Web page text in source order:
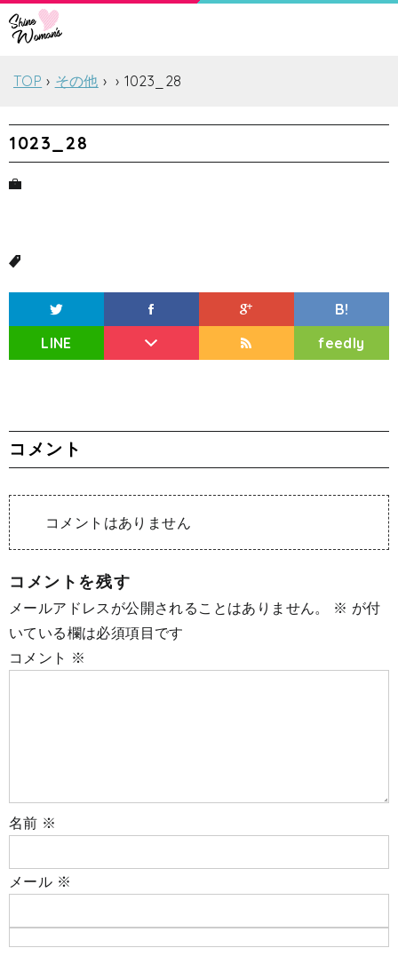
TOP その他 1023_28
1023_28
B!
LINE
feedly
コメント
コメントはありません
コメントを残す
メールアドレスが公開されることはありません。 ※ が付
いている欄は必須項目です
コメント ※
名前 ※
メール ※